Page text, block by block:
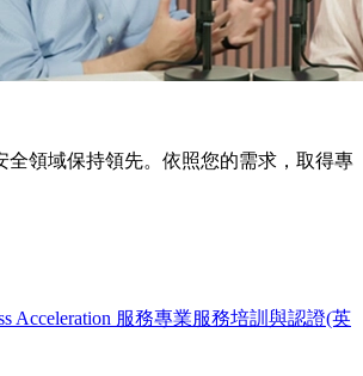
全領域保持領先。依照您的需求，取得專
Acceleration 服務專業服務培訓與認證(英